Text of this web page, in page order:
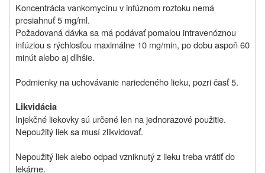
Koncentrácia vankomycínu v infúznom roztoku nemá
presiahnuť 5 mg/ml.
Požadovaná dávka sa má podávať pomalou intravenóznou
infúziou s rýchlosťou maximálne 10 mg/min, po dobu aspoň 60
minút alebo aj dlhšie.
Podmienky na uchovávanie nariedeného lieku, pozri časť 5.
Likvidácia
Injekčné liekovky sú určené len na jednorazové použitie.
Nepoužitý liek sa musí zlikvidovať.
Nepoužitý liek alebo odpad vzniknutý z lieku treba vrátiť do
lekárne.